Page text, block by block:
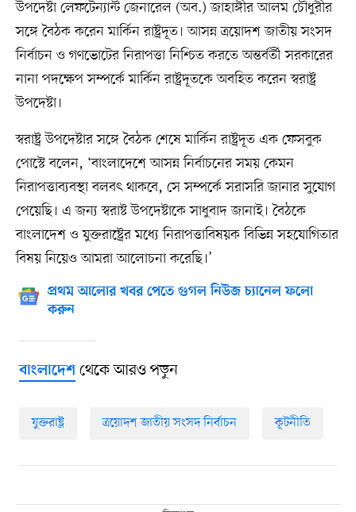
উপদেষ্টা লেফটেন্যান্ট জেনারেল (অব.) জাহাঙ্গীর আলম চৌধুরীর
সঙ্গে বৈঠক করেন মার্কিন রাষ্ট্রদূত। আসন্ন ত্রয়োদশ জাতীয় সংসদ
নির্বাচন ও গণভোটের নিরাপত্তা নিশ্চিত করতে অন্তর্বর্তী সরকারের
নানা পদক্ষেপ সম্পর্কে মার্কিন রাষ্ট্রদূতকে অবহিত করেন স্বরাষ্ট্র
উপদেষ্টা।
স্বরাষ্ট্র উপদেষ্টার সঙ্গে বৈঠক শেষে মার্কিন রাষ্ট্রদূত এক ফেসবুক
পোস্টে বলেন, ‘বাংলাদেশে আসন্ন নির্বাচনের সময় কেমন
নিরাপত্তাব্যবস্থা বলবৎ থাকবে, সে সম্পর্কে সরাসরি জানার সুযোগ
পেয়েছি। এ জন্য স্বরাষ্ট উপদেষ্টাকে সাধুবাদ জানাই। বৈঠকে
বাংলাদেশ ও যুক্তরাষ্ট্রের মধ্যে নিরাপত্তাবিষয়ক বিভিন্ন সহযোগিতার
বিষয় নিয়েও আমরা আলোচনা করেছি।’
প্রথম আলোর খবর পেতে গুগল নিউজ চ্যানেল ফলো
করুন
বাংলাদেশথেকে আরও পড়ুন
যুক্তরাষ্ট্র ত্রয়োদশ জাতীয় সংসদ নির্বাচন কূটনীতি